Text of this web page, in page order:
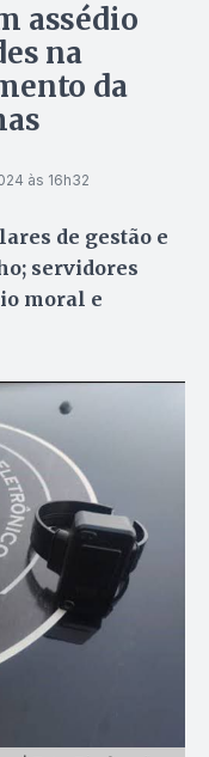
assédio
na
da
às 16h32
de gestão e
servidores
moral e